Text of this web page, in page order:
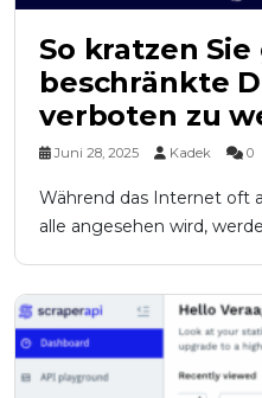
So kratzen Sie
beschränkte
verboten zu
Juni 28, 2025 Kadek 0
Während das Internet oft
alle angesehen wird,